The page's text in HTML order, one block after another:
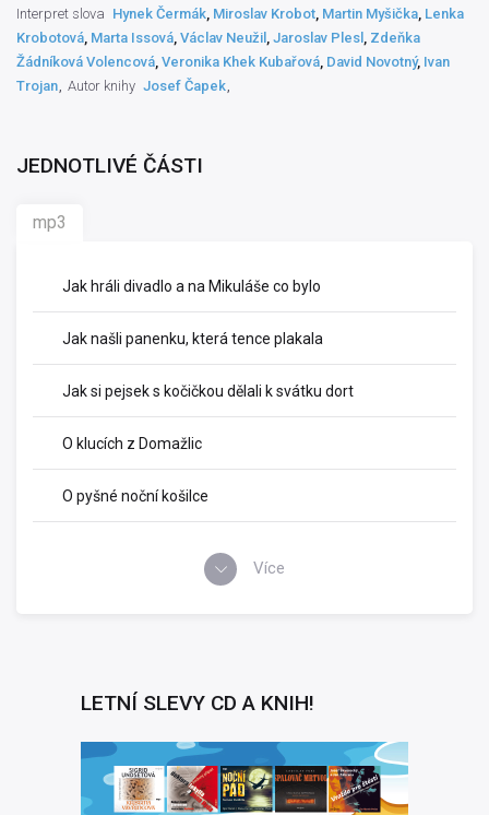
Interpret slova Hynek Čermák, Miroslav Krobot, Martin Myšička, Lenka
Krobotová, Marta Issová, Václav Neužil , Jaroslav Plesl , Zdeňka
Žádníková Volencová, Veronika Khek Kubařová, David Novotný, Ivan
Trojan Autor knihy Josef Čapek
JEDNOTLIVÉ ČÁSTI
mp3
Jak hráli divadlo a na Mikuláše co bylo
Jak našli panenku, která tence plakala
Jak si pejsek s kočičkou dělali k svátku dort
O klucích z Domažlic
O pyšné noční košilce
Více
LETNÍ SLEVY CD A KNIH!